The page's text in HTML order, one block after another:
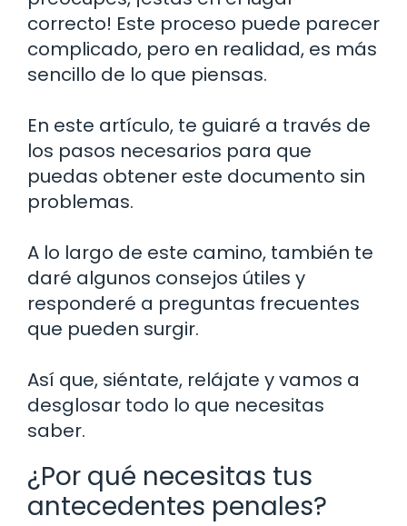
correcto! Este proceso puede parecer
complicado, pero en realidad, es más
sencillo de lo que piensas.
En este artículo, te guiaré a través de
los pasos necesarios para que
puedas obtener este documento sin
problemas.
A lo largo de este camino, también te
daré algunos consejos útiles y
responderé a preguntas frecuentes
que pueden surgir.
Así que, siéntate, relájate y vamos a
desglosar todo lo que necesitas
saber.
¿Por qué necesitas tus
antecedentes penales?